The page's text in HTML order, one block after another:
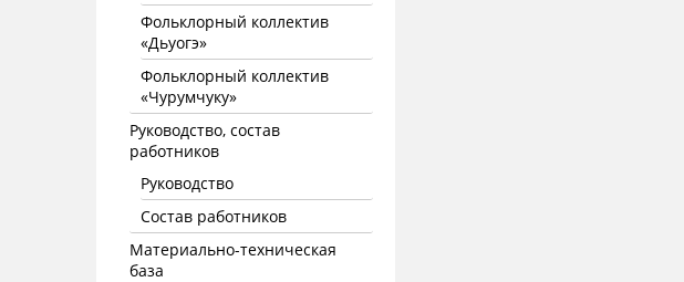
Фольклорный коллектив
«Дьуогэ»
Фольклорный коллектив
«Чурумчуку»
Руководство, состав
работников
Руководство
Состав работников
Материально-техническая
база